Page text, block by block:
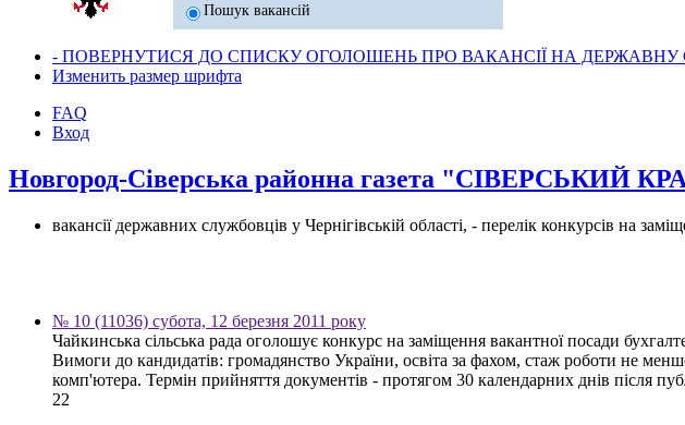
Пошук вакансій
- ПОВЕРНУТИСЯ ДО СПИСКУ ОГОЛОШЕНЬ ПРО ВАКАНСІЇ НА ДЕРЖАВНУ
Изменить размер шрифта
FAQ
Вход
Новгород-Сіверська районна газета "СІВЕРСЬКИЙ
вакансії державних службовців у Чернігівській області, - перелік конкурсів на
№ 10 (11036) субота, 12 березня 2011 року
Чайкинська сільська рада оголошує конкурс на заміщення вакантної посади
Вимоги до кандидатів: громадянство України, освіта за фахом, стаж роботи не
комп'ютера. Термін прийняття документів - протягом 30 календарних днів після
22